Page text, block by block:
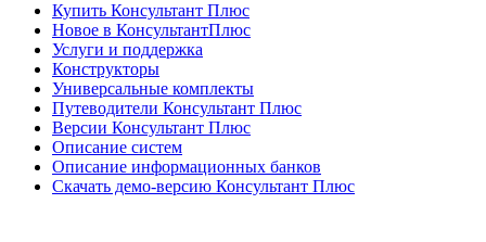
Купить Консультант Плюс
Новое в КонсультантПлюс
Услуги и поддержка
Конструкторы
Универсальные комплекты
Путеводители Консультант Плюс
Версии Консультант Плюс
Описание систем
Описание информационных банков
Скачать демо-версию Консультант Плюс